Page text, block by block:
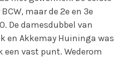
maar de 2e en 3e
De damesdubbel van
en Akkemay Huininga was
een vast punt. Wederom